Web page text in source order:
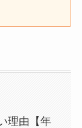
理由【年